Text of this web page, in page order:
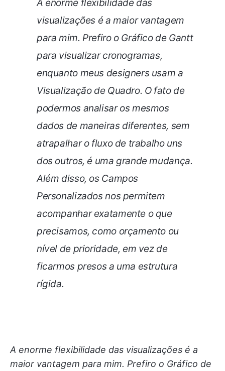
A enorme flexibilidade das
visualizações é a maior vantagem
para mim. Prefiro o Gráfico de Gantt
para visualizar cronogramas,
enquanto meus designers usam a
Visualização de Quadro. O fato de
podermos analisar os mesmos
dados de maneiras diferentes, sem
atrapalhar o fluxo de trabalho uns
dos outros, é uma grande mudança.
Além disso, os Campos
Personalizados nos permitem
acompanhar exatamente o que
precisamos, como orçamento ou
nível de prioridade, em vez de
ficarmos presos a uma estrutura
rígida.
A enorme flexibilidade das visualizações é a
maior vantagem para mim. Prefiro o Gráfico de